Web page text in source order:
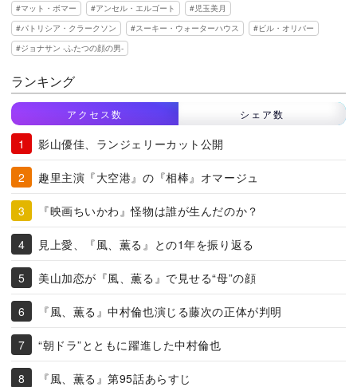
マット・ボマー アンセル・エルゴート
児玉美月
パトリシア・クラークソン
スーキー・ウォーターハウス
ビル・オリバー
ジョナサン -ふたつの顔の男-
ランキング
アクセス数 シェア数
影山優佳、ランジェリーカット公開
趣里主演『大空港』の『相棒』オマージュ
『映画ちいかわ』怪物は誰が生んだのか？
見上愛、『風、薫る』との1年を振り返る
美山加恋が『風、薫る』で見せる“母”の顔
『風、薫る』中村倫也演じる藤次の正体が判明
“朝ドラ”とともに躍進した中村倫也
『風、薫る』第95話あらすじ